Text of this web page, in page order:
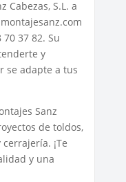
Cabezas, S.L. a
37 82. Su
y
se adapte a tus
Sanz
de toldos,
¡Te
y una